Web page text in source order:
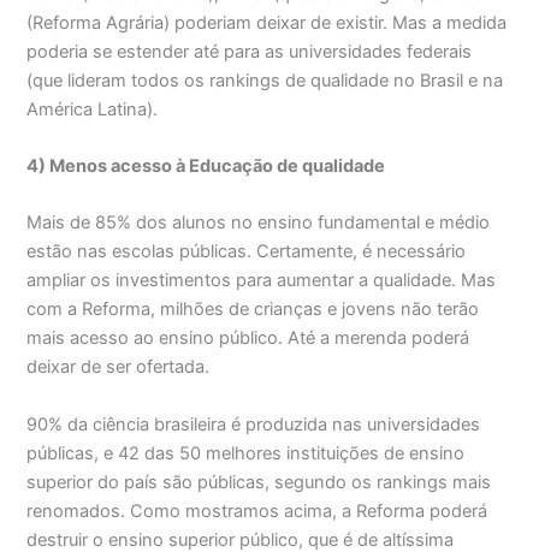
(Reforma Agrária) poderiam deixar de existir. Mas a medida
poderia se estender até para as universidades federais
(que lideram todos os rankings de qualidade no Brasil e na
América Latina).
4) Menos acesso à Educação de qualidade
Mais de 85% dos alunos no ensino fundamental e médio
estão nas escolas públicas. Certamente, é necessário
ampliar os investimentos para aumentar a qualidade. Mas
com a Reforma, milhões de crianças e jovens não terão
mais acesso ao ensino público. Até a merenda poderá
deixar de ser ofertada.
90% da ciência brasileira é produzida nas universidades
públicas, e 42 das 50 melhores instituições de ensino
superior do país são públicas, segundo os rankings mais
renomados. Como mostramos acima, a Reforma poderá
destruir o ensino superior público, que é de altíssima